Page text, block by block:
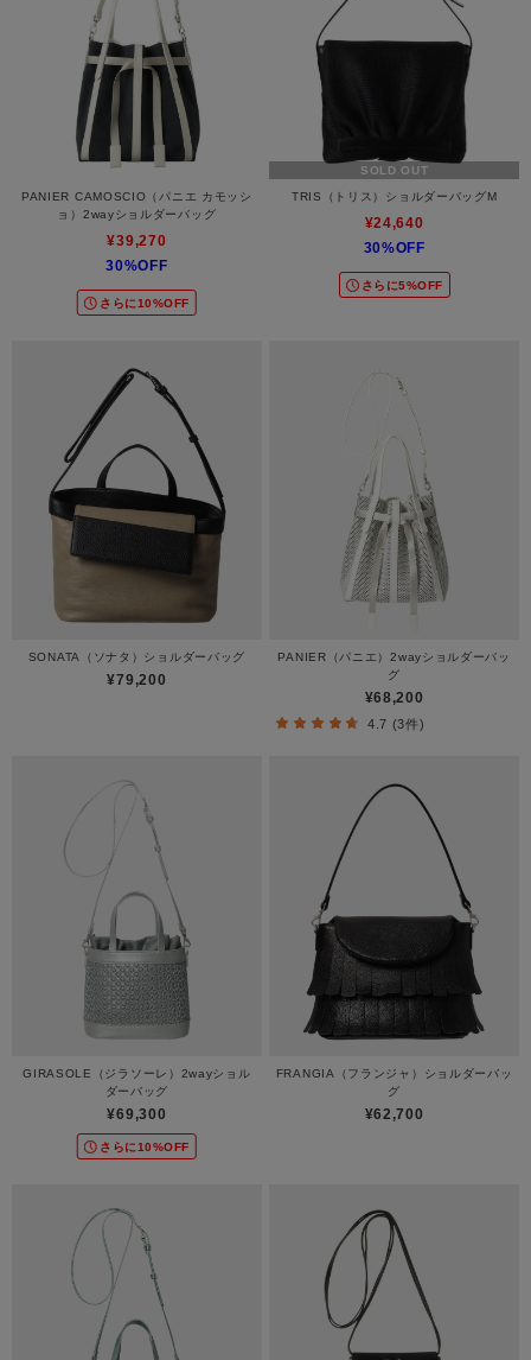
PANIER CAMOSCIO（パニエ カモッシ
ョ）2wayショルダーバッグ
¥39,270
30%OFF
さらに10%OFF
SOLD OUT
TRIS（トリス）ショルダーバッグM
¥24,640
30%OFF
さらに5%OFF
SONATA（ソナタ）ショルダーバッグ
¥79,200
PANIER（パニエ）2wayショルダーバッ
グ
¥68,200
4.7 (3件)
GIRASOLE（ジラソーレ）2wayショル
ダーバッグ
¥69,300
さらに10%OFF
FRANGIA（フランジャ）ショルダーバッ
グ
¥62,700